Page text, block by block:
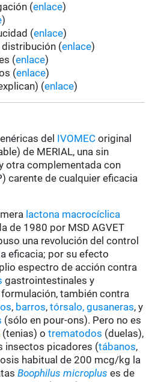
(enlace)
)
(enlace)
(enlace)
(enlace)
(enlace)
(enlace)
del IVOMEC original
de MERIAL, una sin
otra complementada con
carente de cualquier eficacia
lactona macrocíclica
de 1980 por MSD AGVET
una revolución del control
eficacia; por su efecto
espectro de acción contra
gastrointestinales y
también contra
, barros,tórsalo,gusaneras, y
(sólo en pour-ons). Pero no es
(tenias) otrematodos (duelas),
insectos picadores (tábanos,
habitual de 200 mcg/kg la
Boophilus microplus es de